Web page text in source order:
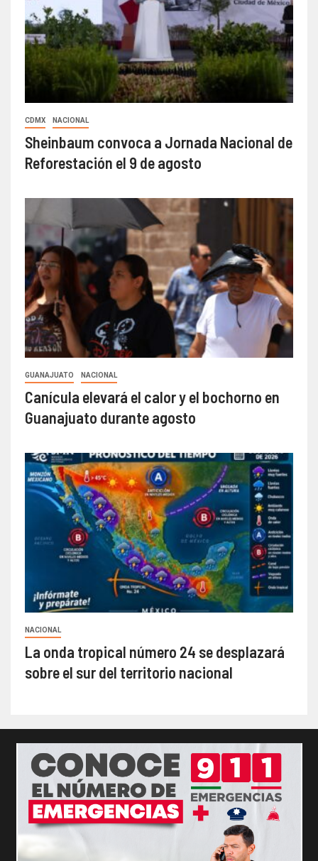
CDMX NACIONAL
Sheinbaum convoca a Jornada Nacional de
Reforestación el 9 de agosto
GUANAJUATO NACIONAL
Canícula elevará el calor y el bochorno en
Guanajuato durante agosto
NACIONAL
La onda tropical número 24 se desplazará
sobre el sur del territorio nacional